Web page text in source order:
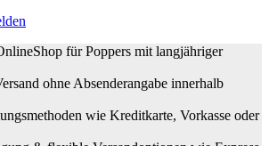
für Poppers mit langjähriger
ohne Absenderangabe innerhalb
wie Kreditkarte, Vorkasse oder